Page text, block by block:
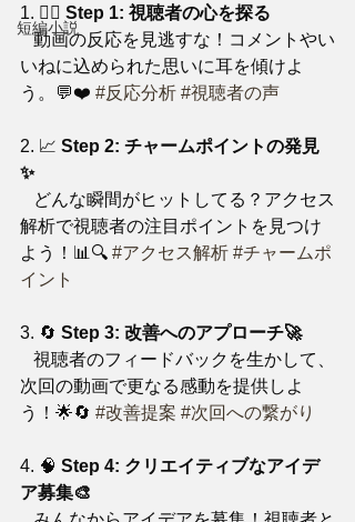
短編小説
1. 🕵️‍♂️ Step 1: 視聴者の心を探る
   動画の反応を見逃すな！コメントやい
いねに込められた思いに耳を傾けよ
う。💬❤️ #反応分析 #視聴者の声
2. 📈 Step 2: チャームポイントの発見
✨
解析で視聴者の注目ポイントを見つけ
よう！📊🔍 #アクセス解析 #チャームポ
イント
3. 🔄 Step 3: 改善へのアプローチ🚀
次回の動画で更なる感動を提供しよ
う！🌟🔄 #改善提案 #次回への繋がり
4. 🧠 Step 4: クリエイティブなアイデ
ア募集🎨